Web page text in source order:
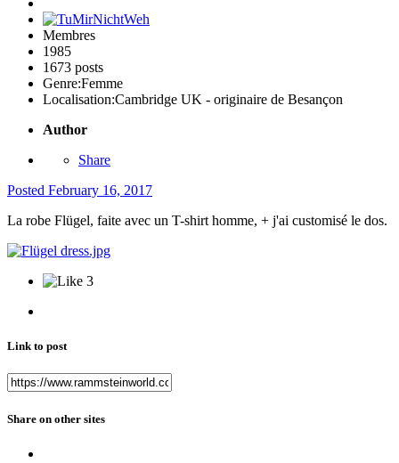
Membres
1985
1673 posts
Genre:Femme
Localisation:Cambridge UK - originaire de Besançon
Author
Share
Posted February 16, 2017
La robe Flügel, faite avec un T-shirt homme, + j'ai customisé le dos.
3
Link to post
Share on other sites